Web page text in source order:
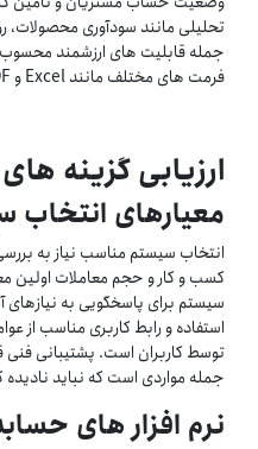
تحلیلی مانند سودآوری محصولات،
جمله قابلیت های ارزشمند
فرمت های مختلف مانند Excel و PDF نیز ضروری است.
ارزیابی گزینه
معیارهای
انتخاب سیستم مناسب نیاز به
کسب و کار و حجم معاملات اولین
سیستم برای پاسخگویی به نیازهای
استفاده و رابط کاربری مناسب از
توسط کاربران است. پشتیبانی فنی
جمله مواردی است که نباید نادیده
نرم افزار های